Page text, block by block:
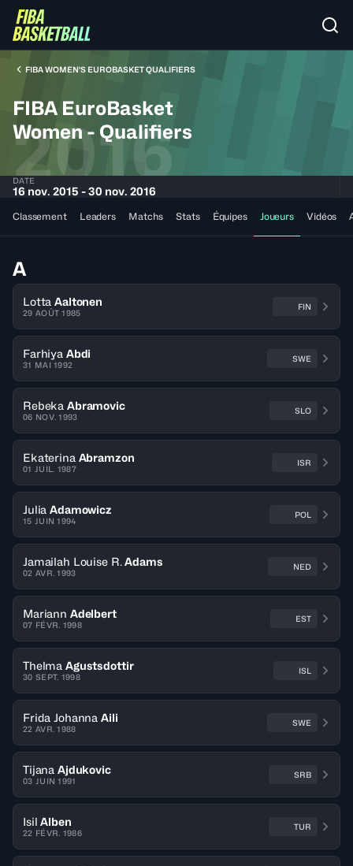
FIBA WOMEN'S EUROBASKET QUALIFIERS
FIBA EuroBasket
Women - Qualifiers
2016
DATE
16 nov. 2015 - 30 nov. 2016
Classement Leaders Matchs Stats Équipes Joueurs Vidéos
A
Lotta Aaltonen
29 AOÛT 1985
FIN
Farhiya Abdi
31 MAI 1992
SWE
Rebeka Abramovic
06 NOV. 1993
SLO
Ekaterina Abramzon
01 JUIL. 1987
ISR
Julia Adamowicz
15 JUIN 1994
POL
Jamailah Louise R. Adams
02 AVR. 1993
NED
Mariann Adelbert
07 FÉVR. 1998
EST
Thelma Agustsdottir
30 SEPT. 1998
ISL
Frida Johanna Aili
22 AVR. 1988
SWE
Tijana Ajdukovic
03 JUIN 1991
SRB
Isil Alben
22 FÉVR. 1986
TUR